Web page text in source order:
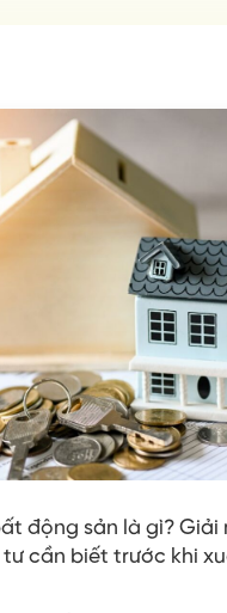
động sản là gì?
tư cần biết trước khi